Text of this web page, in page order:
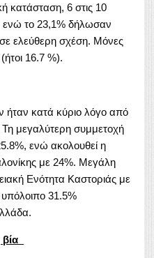
κατάσταση, 6 στις 10
ενώ το 23,1% δήλωσαν
σε ελεύθερη σχέση. Μόνες
16.7 %).
ήταν κατά κύριο λόγο από
Τη μεγαλύτερη συμμετοχή
ενώ ακολουθεί η
με 24%. Μεγάλη
Ενότητα Καστοριάς με
31.5%